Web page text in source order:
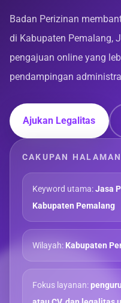
Badan Perizinan
di Kabupaten Pemalang,
pengajuan online yang
pendampingan
Ajukan Legalitas
CAKUPAN HALAMAN
Keyword utama:Jasa
Kabupaten Pemalang
Wilayah:Kabupaten
Fokus layanan: